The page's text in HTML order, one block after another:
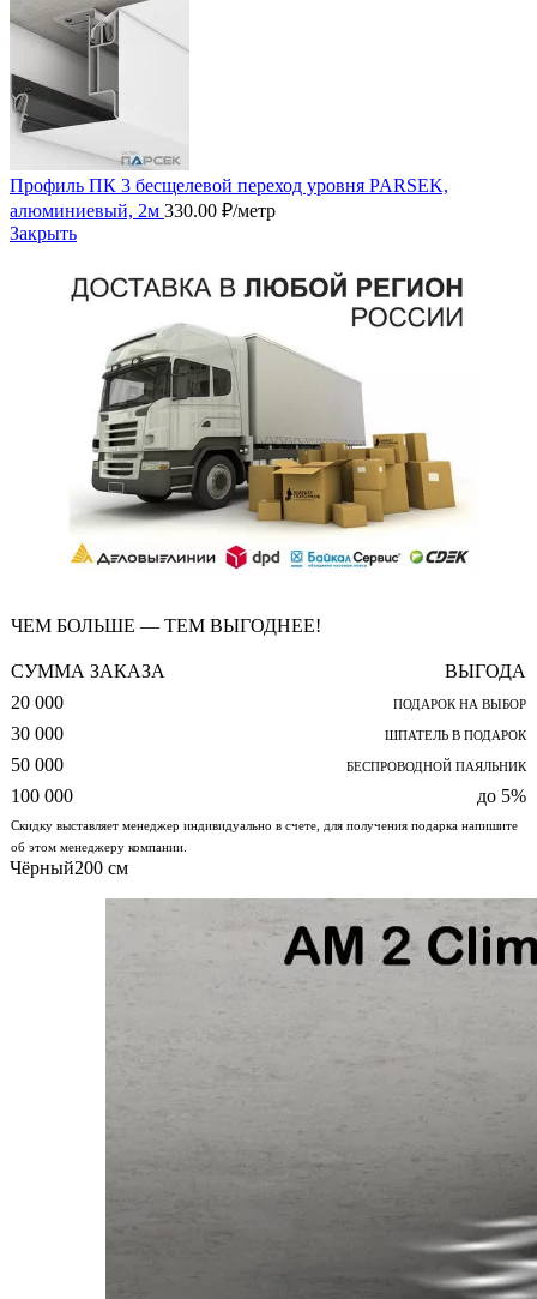
Профиль ПК 3 бесщелевой переход уровня PARSEK,
алюминиевый, 2м 330.00 ₽/метр
Закрыть
ЧЕМ БОЛЬШЕ — ТЕМ ВЫГОДНЕЕ!
СУММА ЗАКАЗА
ВЫГОДА
20 000
ПОДАРОК НА ВЫБОР
30 000 ШПАТЕЛЬ В ПОДАРОК
50 000 БЕСПРОВОДНОЙ ПАЯЛЬНИК
100 000 до 5%
Скидку выставляет менеджер индивидуально в счете, для получения подарка напишите
об этом менеджеру компании.
Чёрный200 см